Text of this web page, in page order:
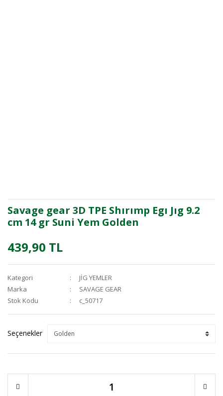
Savage gear 3D TPE Shırımp Egı Jıg 9.2
cm 14 gr Suni Yem Golden
439,90 TL
Kategori
JİG YEMLER
Marka
SAVAGE GEAR
Stok Kodu
c_50717
Seçenekler